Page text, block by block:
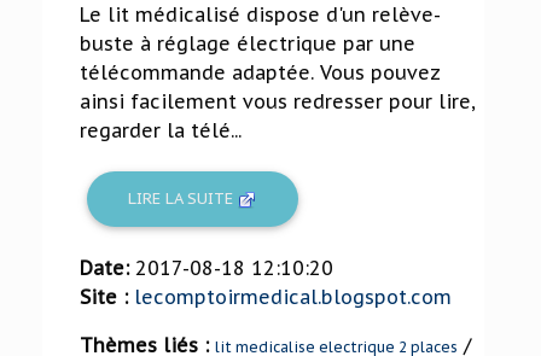
Le lit médicalisé dispose d'un relève-
buste à réglage électrique par une
télécommande adaptée. Vous pouvez
ainsi facilement vous redresser pour lire,
regarder la télé...
LIRE LA SUITE
Date: 2017-08-18 12:10:20
Site : lecomptoirmedical.blogspot.com
Thèmes liés : lit medicalise electrique 2 places /